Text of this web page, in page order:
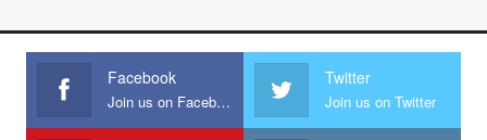
Facebook
Join us on Facebook
Twitter
Join us on Twitter